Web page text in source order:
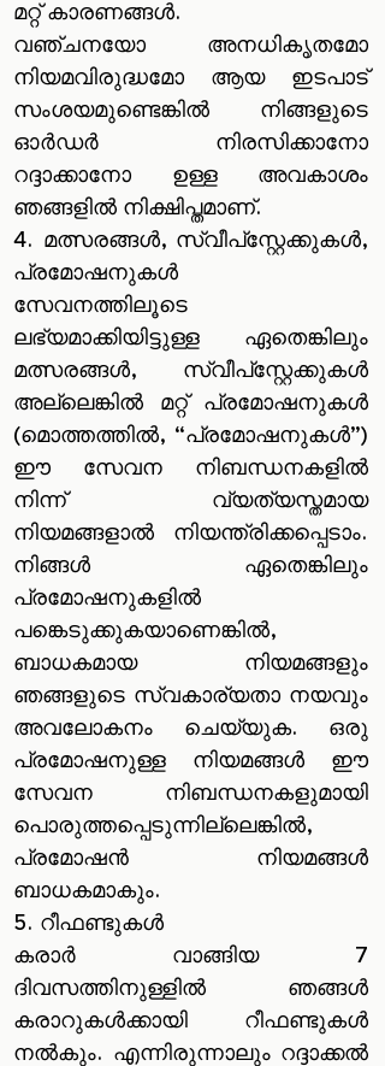
മറ്റ് കാരണങ്ങൾ.
വഞ്ചനയോ അനധികൃതമോ
നിയമവിരുദ്ധമോ ആയ ഇടപാട്
സംശയമുണ്ടെങ്കിൽ നിങ്ങളുടെ
ഓർഡർ നിരസിക്കാനോ
റദ്ദാക്കാനോ ഉള്ള അവകാശം
ഞങ്ങളിൽ നിക്ഷിപ്തമാണ്.
4. മത്സരങ്ങൾ, സ്വീപ്‌സ്റ്റേക്കുകൾ,
പ്രമോഷനുകൾ
സേവനത്തിലൂടെ
ലഭ്യമാക്കിയിട്ടുള്ള ഏതെങ്കിലും
മത്സരങ്ങൾ, സ്വീപ്‌സ്റ്റേക്കുകൾ
അല്ലെങ്കിൽ മറ്റ് പ്രമോഷനുകൾ
(മൊത്തത്തിൽ, “പ്രമോഷനുകൾ”)
ഈ സേവന നിബന്ധനകളിൽ
നിന്ന് വ്യത്യസ്തമായ
നിയമങ്ങളാൽ നിയന്ത്രിക്കപ്പെടാം.
നിങ്ങൾ ഏതെങ്കിലും
പ്രമോഷനുകളിൽ
പങ്കെടുക്കുകയാണെങ്കിൽ,
ബാധകമായ നിയമങ്ങളും
ഞങ്ങളുടെ സ്വകാര്യതാ നയവും
അവലോകനം ചെയ്യുക. ഒരു
പ്രമോഷനുള്ള നിയമങ്ങൾ‌ ഈ
സേവന നിബന്ധനകളുമായി
പൊരുത്തപ്പെടുന്നില്ലെങ്കിൽ‌,
പ്രമോഷൻ‌ നിയമങ്ങൾ‌
ബാധകമാകും.
5. റീഫണ്ടുകൾ
കരാർ വാങ്ങിയ 7
ദിവസത്തിനുള്ളിൽ ഞങ്ങൾ
കരാറുകൾക്കായി റീഫണ്ടുകൾ
നൽകും. എന്നിരുന്നാലും റദ്ദാക്കൽ